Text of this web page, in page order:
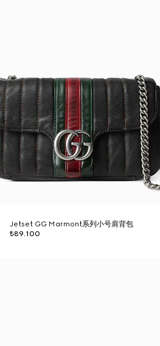
Jetset GG Marmont系列小号肩背包
₺89.100